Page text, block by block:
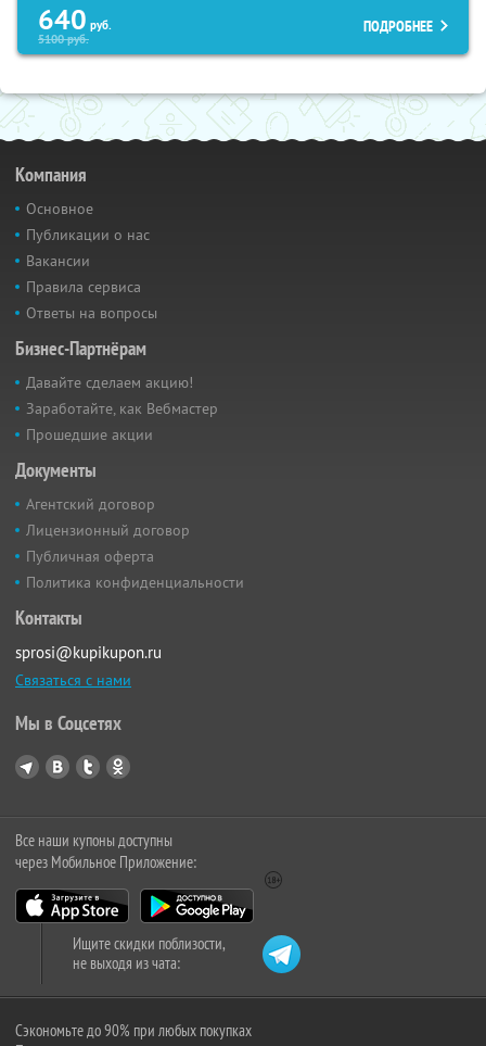
640 руб.
5100руб.
ПОДРОБНЕЕ
Компания
Основное
Публикации о нас
Вакансии
Правила сервиса
Ответы на вопросы
Бизнес-Партнёрам
Давайте сделаем акцию!
Заработайте, как Вебмастер
Прошедшие акции
Документы
Агентский договор
Лицензионный договор
Публичная оферта
Политика конфиденциальности
Контакты
sprosi@kupikupon.ru
Связаться с нами
Мы в Соцсетях
Все наши купоны доступны
через Мобильное Приложение:
Ищите скидки поблизости,
не выходя из чата:
Сэкономьте до 90% при любых покупках